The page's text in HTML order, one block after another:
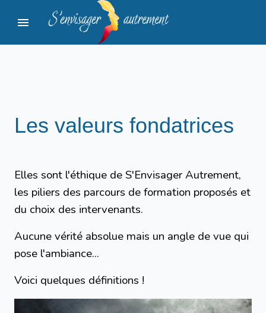
menu
Les valeurs fondatrices
Elles sont l'éthique de S'Envisager Autrement,
les piliers des parcours de formation proposés et
du choix des intervenants.
Aucune vérité absolue mais un angle de vue qui
pose l'ambiance...
Voici quelques définitions !